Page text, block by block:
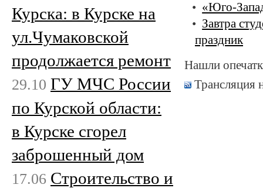
«Юго-
Завтра
праздник
Нашли
Трансляция
Курска: в Курске на
ул.Чумаковской
продолжается ремонт
29.10 ГУ МЧС России
по Курской области:
в Курске сгорел
заброшенный дом
17.06 Строительство и